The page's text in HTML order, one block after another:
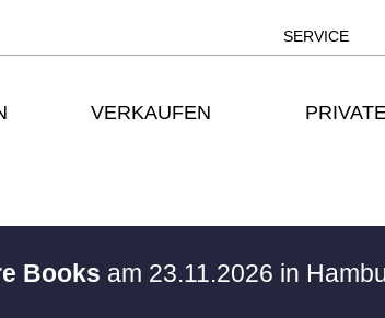
SERVICE
VERKAUFEN
Books am 23.11.2026 in